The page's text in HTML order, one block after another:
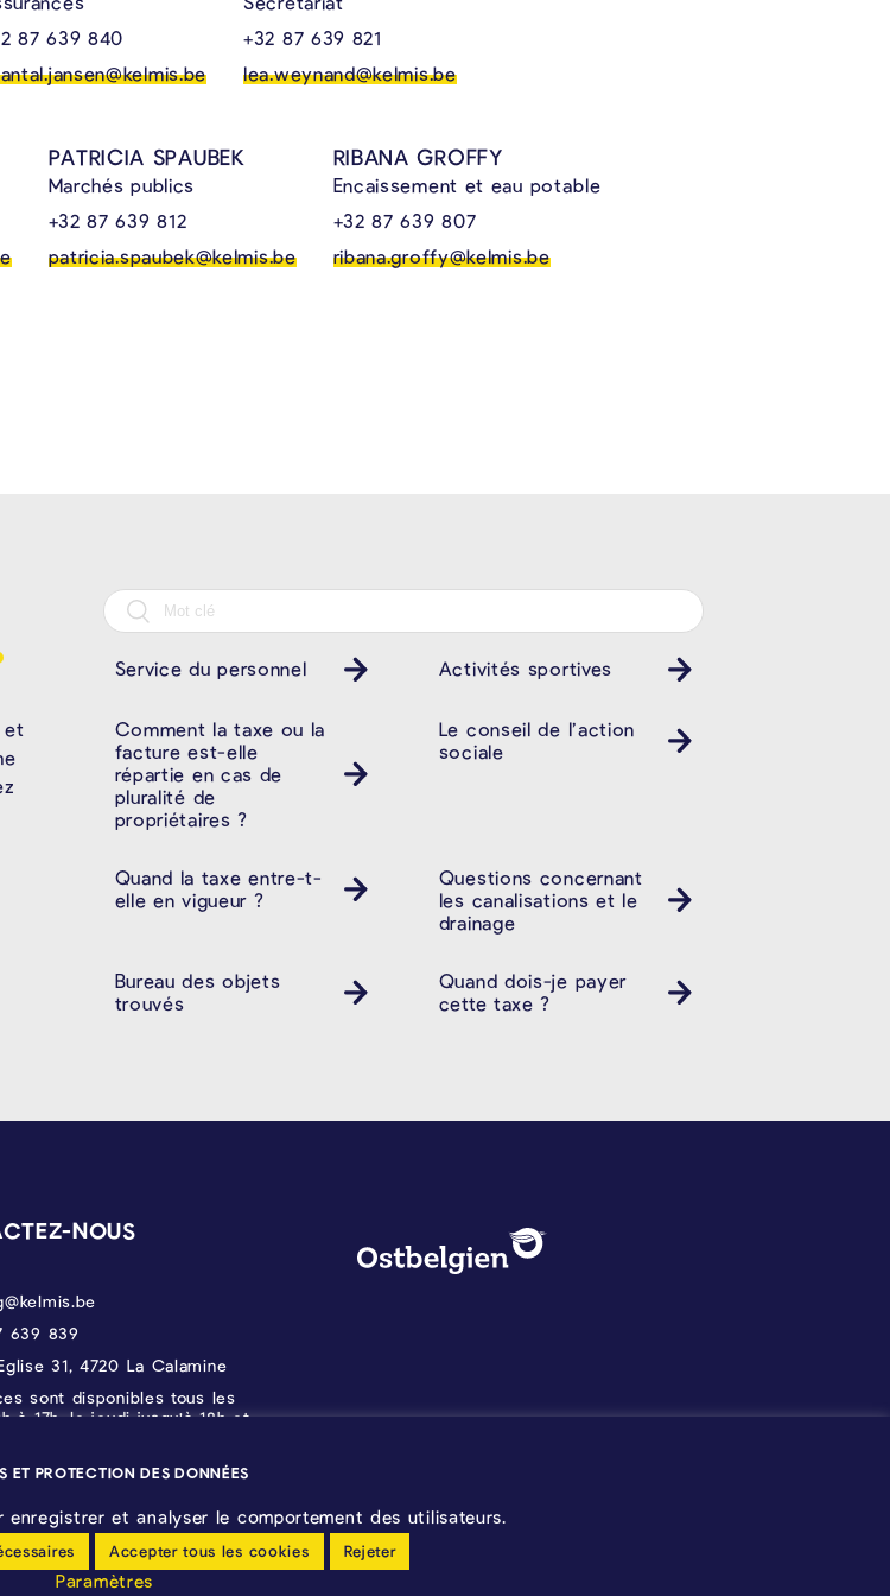
87 639 840
+32 87 639 821
lea.weynand@kelmis.be
PATRICIA SPAUBEK
Marchés publics
+32 87 639 812
patricia.spaubek@kelmis.be
RIBANA GROFFY
Encaissement et eau potable
+32 87 639 807
ribana.groffy@kelmis.be
et
Service du personnel Activités sportives
Comment la taxe ou la
facture est-elle
répartie en cas de
pluralité de
propriétaires ?
Le conseil de l’action
sociale
Quand la taxe entre-t-
elle en vigueur ?
Questions concernant
les canalisations et le
drainage
Bureau des objets
trouvés
Quand dois-je payer
cette taxe ?
NOUS
639 839
31, 4720 La Calamine
sont disponibles tous les
à 17h, le jeudi jusqu'à 18h et
PROTECTION DES DONNÉES,
Blason - Kelmis| La Calamine
ET PROTECTION DES DONNÉES
et analyser le comportement des utilisateurs.
Accepter tous les cookies Rejeter
Paramètres